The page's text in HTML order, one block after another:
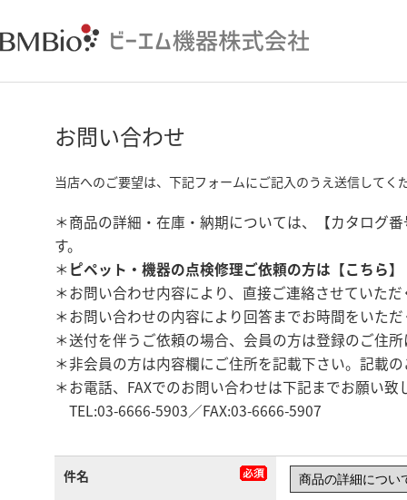
お問い合わせ
当店へのご要望は、下記フォームにご記入のうえ送信してく
＊商品の詳細・在庫・納期については、【カタログ
す。
＊ ピペット・機器の点検修理ご依頼の方は【こちら】
＊お問い合わせ内容により、直接ご連絡させていた
＊お問い合わせの内容により回答までお時間をいた
＊送付を伴うご依頼の場合、会員の方は登録のご住
＊非会員の方は内容欄にご住所を記載下さい。記載
＊お電話、FAXでのお問い合わせは下記までお願い致
TEL:03-6666-5903／FAX:03-6666-5907
件名